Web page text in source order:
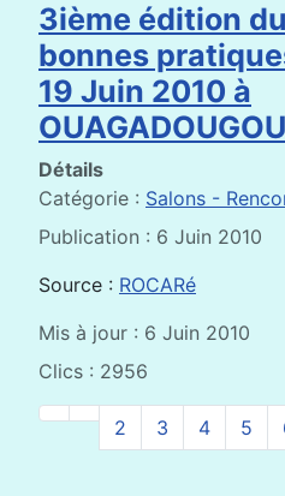
3ième édition
bonnes
19 Juin 2010 à
OUAGADOUGOU
Détails
Catégorie : Salons -
Publication : 6 Juin 2010
Source : ROCARé
Mis à jour : 6 Juin 2010
Clics : 2956
2 3 4 5